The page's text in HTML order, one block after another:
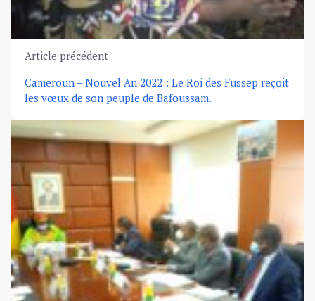
Article précédent
Cameroun – Nouvel An 2022 : Le Roi des Fussep reçoit
les vœux de son peuple de Bafoussam.